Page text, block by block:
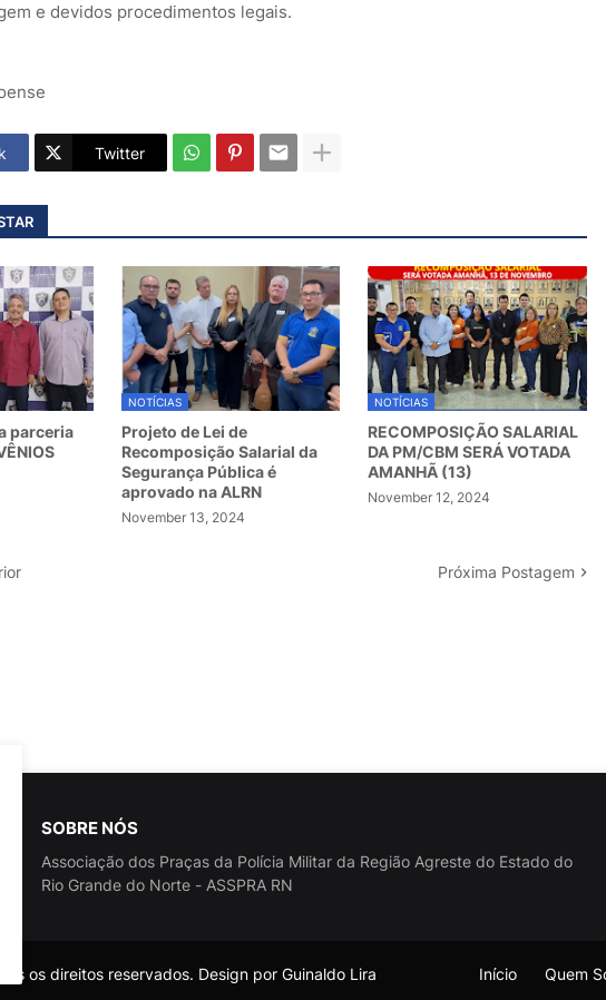
e devidos procedimentos legais.
Twitter
parceria
NOTÍCIAS
Projeto de Lei de
Recomposição Salarial da
Segurança Pública é
aprovado na ALRN
November 13, 2024
NOTÍCIAS
RECOMPOSIÇÃO SALARIAL
DA PM/CBM SERÁ VOTADA
AMANHÃ (13)
November 12, 2024
Próxima Postagem
SOBRE NÓS
Associação dos Praças da Polícia Militar da Região Agreste do Estado do
Rio Grande do Norte - ASSPRA RN
os direitos reservados. Design por Guinaldo Lira Início Quem